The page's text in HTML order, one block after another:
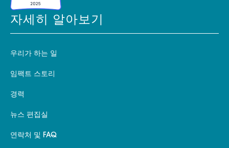
자세히 알아보기
우리가 하는 일
임팩트 스토리
경력
뉴스 편집실
연락처 및 FAQ